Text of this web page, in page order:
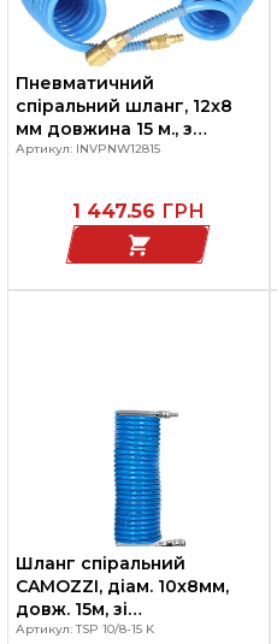
Пневматичний
спіральний шланг, 12x8
мм довжина 15 м., з
швидкороз'ємним
Артикул: INVPNW12815
1 447.56 ГРН
Шланг спіральний
CAMOZZI, діам. 10x8мм,
довж. 15м, зі
швидкороз'ємним
Артикул: TSP 10/8-15 K